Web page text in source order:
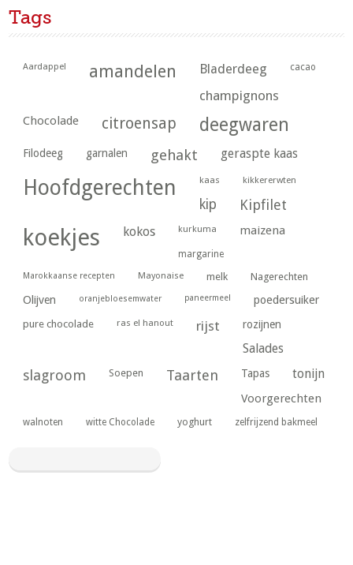
Tags
Aardappel amandelen Bladerdeeg cacao
champignons
Chocolade citroensap deegwaren
Filodeeg garnalen gehakt geraspte kaas
Hoofdgerechten kaas kikkererwten
kip Kipfilet
koekjes kokos kurkuma maizena
margarine
Marokkaanse recepten Mayonaise melk Nagerechten
Olijven oranjebloesemwater paneermeel poedersuiker
pure chocolade ras el hanout rijst rozijnen
Salades
slagroom Soepen Taarten Tapas tonijn
Voorgerechten
walnoten witte Chocolade yoghurt zelfrijzend bakmeel